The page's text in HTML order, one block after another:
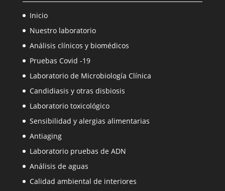
Inicio
Nuestro laboratorio
Análisis clínicos y biomédicos
Pruebas Covid -19
Laboratorio de Microbiología Clínica
Candidiasis y otras disbiosis
Laboratorio toxicológico
Sensibilidad y alergias alimentarias
Antiaging
Laboratorio pruebas de ADN
Análisis de aguas
Calidad ambiental de interiores